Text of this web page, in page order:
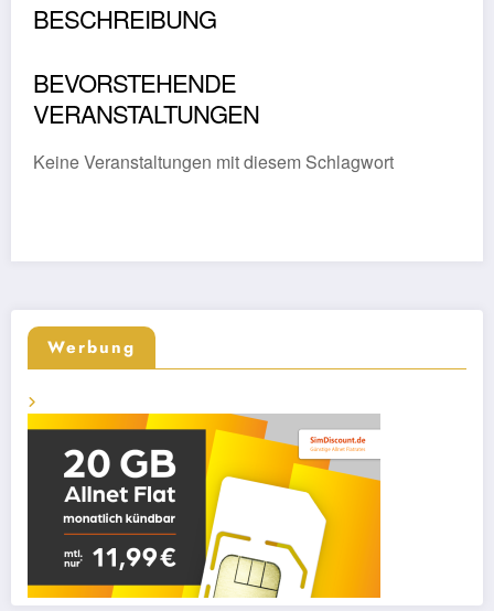
BESCHREIBUNG
BEVORSTEHENDE
VERANSTALTUNGEN
Keine Veranstaltungen mit diesem Schlagwort
Werbung